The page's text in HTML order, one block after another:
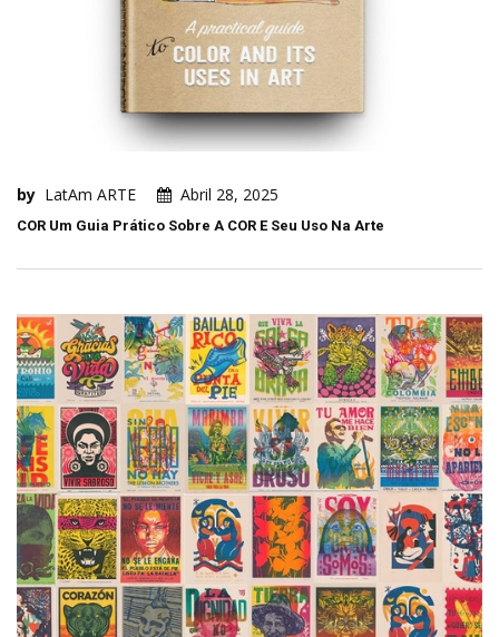
by LatAm ARTE Abril 28, 2025
COR Um Guia Prático Sobre A COR E Seu Uso Na Arte